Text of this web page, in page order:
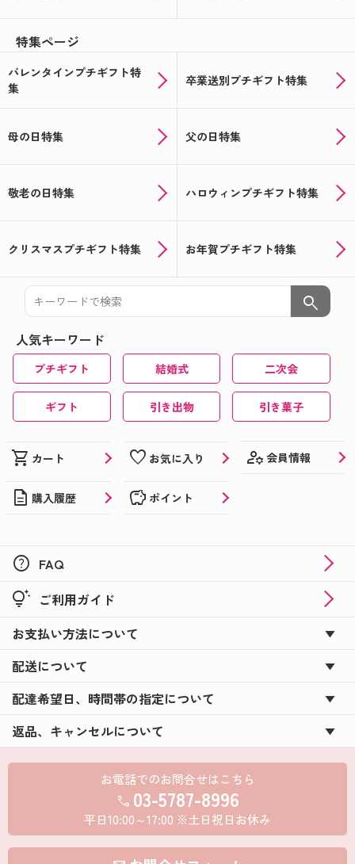
特集ページ
バレンタインプチギフト特
集
卒業送別プチギフト特集
母の日特集 父の日特集
敬老の日特集 ハロウィンプチギフト特集
クリスマスプチギフト特集 お年賀プチギフト特集
search
人気キーワード
プチギフト 結婚式 二次会
ギフト 引き出物 引き菓子
shopping_cart カート favorite お気に入り manage_accounts 会員情報
description 購入履歴 savings ポイント
help FAQ
tips_and_updates ご利用ガイド
お支払い方法について
配送について
配達希望日、時間帯の指定について
返品、キャンセルについて
お電話でのお問合せはこちら
call 03-5787-8996
平日10:00～17:00 ※土日祝日お休み